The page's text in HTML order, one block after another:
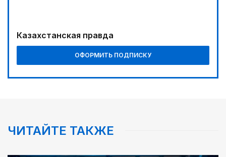
Казахстанская правда
ОФОРМИТЬ ПОДПИСКУ
ЧИТАЙТЕ ТАКЖЕ